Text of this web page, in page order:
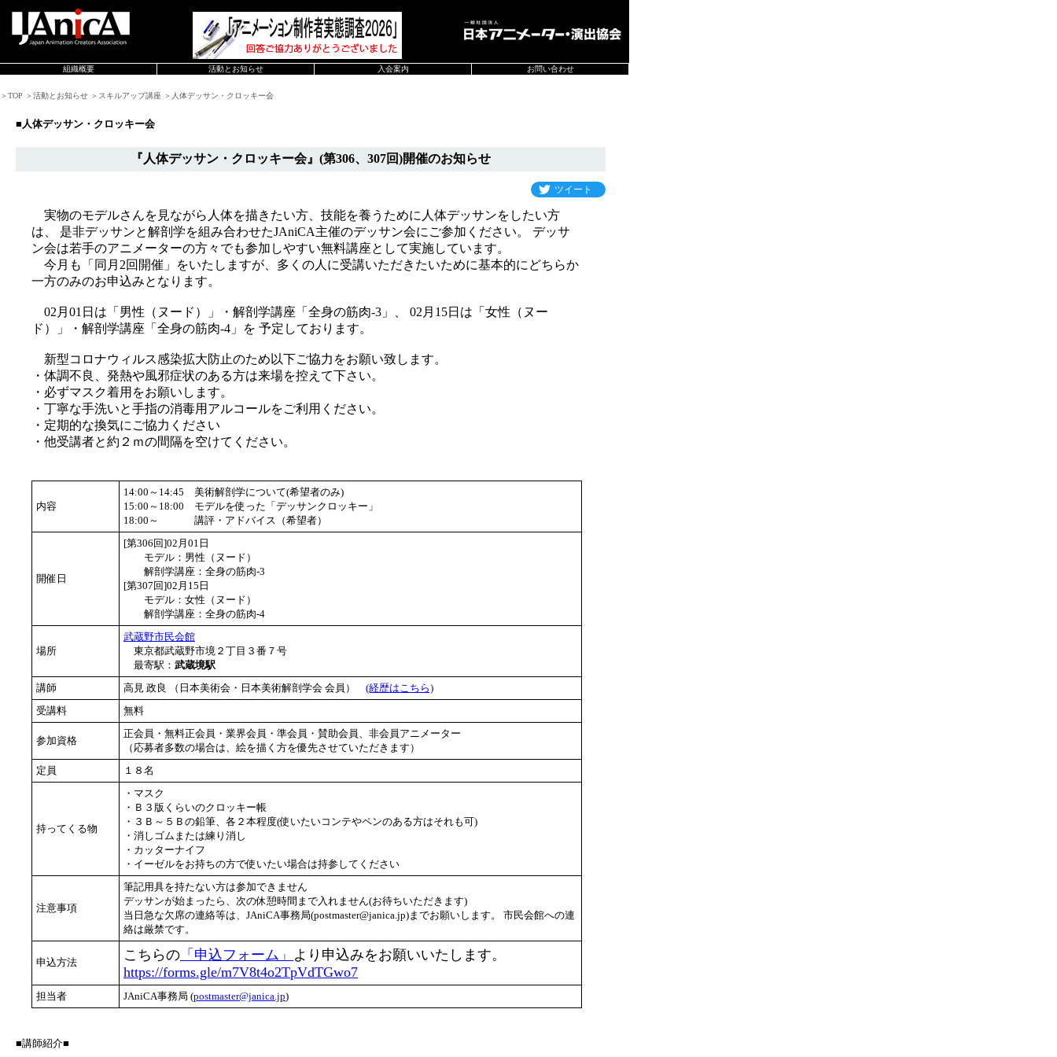
組織概要 活動とお知らせ 入会案内 お問い合わせ
＞TOP ＞活動とお知らせ ＞スキルアップ講座 ＞人体デッサン・クロッキー会
■人体デッサン・クロッキー会
『人体デッサン・クロッキー会』(第306、307回)開催のお知らせ
ツイート
実物のモデルさんを見ながら人体を描きたい方、技能を養うために人体デッサンをしたい方
は、 是非デッサンと解剖学を組み合わせたJAniCA主催のデッサン会にご参加ください。 デッサ
ン会は若手のアニメーターの方々でも参加しやすい無料講座として実施しています。
今月も「同月2回開催」をいたしますが、多くの人に受講いただきたいために基本的にどちらか
一方のみのお申込みとなります。
02月01日は「男性（ヌード）」・解剖学講座「全身の筋肉-3」、 02月15日は「女性（ヌー
ド）」・解剖学講座「全身の筋肉-4」を 予定しております。
新型コロナウィルス感染拡大防止のため以下ご協力をお願い致します。
・体調不良、発熱や風邪症状のある方は来場を控えて下さい。
・必ずマスク着用をお願いします。
・丁寧な手洗いと手指の消毒用アルコールをご利用ください。
・定期的な換気にご協力ください
・他受講者と約２ｍの間隔を空けてください。
内容
14:00～14:45
15:00～18:00
18:00～
美術解剖学について(希望者のみ)
モデルを使った「デッサンクロッキー」
講評・アドバイス（希望者）
開催日
[第306回]02月01日
モデル：男性（ヌード）
解剖学講座：全身の筋肉-3
[第307回]02月15日
モデル：女性（ヌード）
解剖学講座：全身の筋肉-4
場所
武蔵野市民会館
東京都武蔵野市境２丁目３番７号
最寄駅： 武蔵境駅
講師
高見 政良 （日本美術会・日本美術解剖学会 会員） (経歴はこちら)
受講料
無料
参加資格
正会員・無料正会員・業界会員・準会員・賛助会員、非会員アニメーター
（応募者多数の場合は、絵を描く方を優先させていただきます）
定員
１８名
持ってくる物
・マスク
・Ｂ３版くらいのクロッキー帳
・３Ｂ～５Ｂの鉛筆、各２本程度(使いたいコンテやペンのある方はそれも可)
・消しゴムまたは練り消し
・カッターナイフ
・イーゼルをお持ちの方で使いたい場合は持参してください
注意事項
筆記用具を持たない方は参加できません
デッサンが始まったら、次の休憩時間まで入れません(お待ちいただきます)
当日急な欠席の連絡等は、JAniCA事務局(postmaster@janica.jp)までお願いします。 市民会館への連
絡は厳禁です。
申込方法 こちらの 「申込フォーム」 より申込みをお願いいたします。
https://forms.gle/m7V8t4o2TpVdTGwo7
担当者 JAniCA事務局 (postmaster@janica.jp)
■講師紹介■